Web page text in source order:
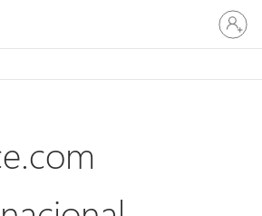
Iniciar
sessão
na